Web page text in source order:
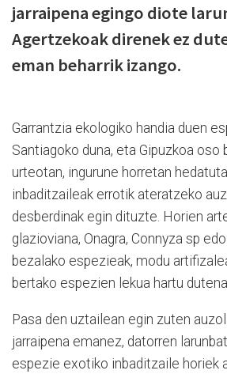
jarraipena egingo diote
Agertzekoak direnek ez
eman beharrik izango.
Garrantzia ekologiko handia duen
Santiagoko duna, eta Gipuzkoa oso
urteotan, ingurune horretan
inbaditzaileak errotik ateratzeko
desberdinak egin dituzte. Horien
glazioviana, Onagra, Connyza sp
bezalako espezieak, modu
bertako espezien lekua hartu
Pasa den uztailean egin zuten
jarraipena emanez, datorren
espezie exotiko inbaditzaile horiek